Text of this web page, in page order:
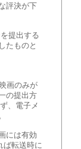
評決が下
提出する
たものと
画のみが
の提出方
、電子メ
には有効
ば転送時に